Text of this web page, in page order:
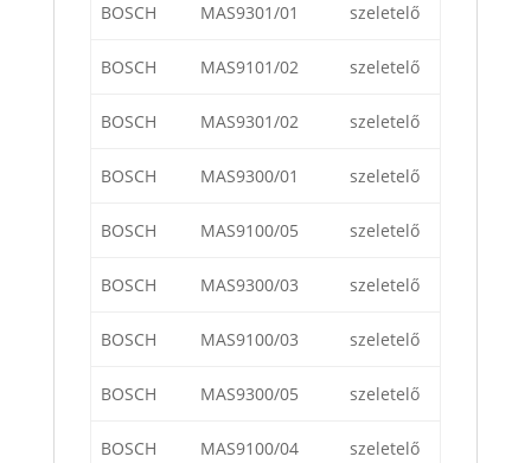
BOSCH MAS9301/01 szeletelő
BOSCH MAS9101/02 szeletelő
BOSCH MAS9301/02 szeletelő
BOSCH MAS9300/01 szeletelő
BOSCH MAS9100/05 szeletelő
BOSCH MAS9300/03 szeletelő
BOSCH MAS9100/03 szeletelő
BOSCH MAS9300/05 szeletelő
BOSCH MAS9100/04 szeletelő